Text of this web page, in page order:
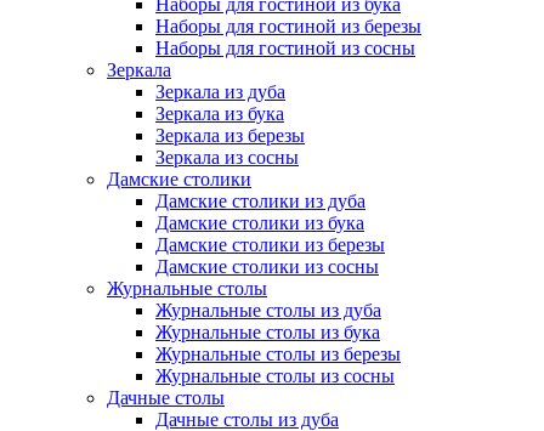
Наборы для гостиной из бука
Наборы для гостиной из березы
Наборы для гостиной из сосны
Зеркала
Зеркала из дуба
Зеркала из бука
Зеркала из березы
Зеркала из сосны
Дамские столики
Дамские столики из дуба
Дамские столики из бука
Дамские столики из березы
Дамские столики из сосны
Журнальные столы
Журнальные столы из дуба
Журнальные столы из бука
Журнальные столы из березы
Журнальные столы из сосны
Дачные столы
Дачные столы из дуба